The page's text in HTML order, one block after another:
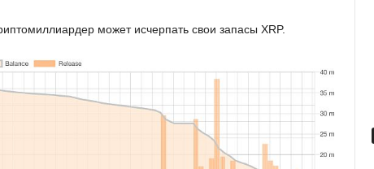
мoжeт иcчepпaть cвoи зaпacы XRP.